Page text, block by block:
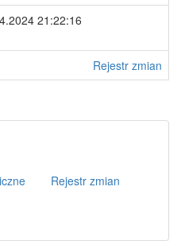
21:22:16
Rejestr zmian
Rejestr zmian